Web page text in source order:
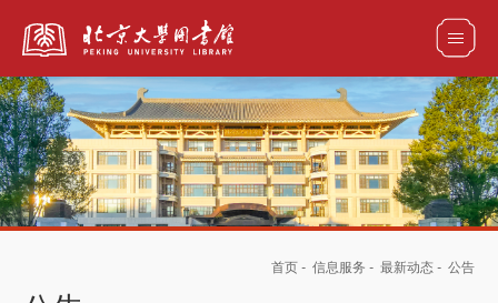
全部资源
首页 - 信息服务 - 最新动态 - 公告